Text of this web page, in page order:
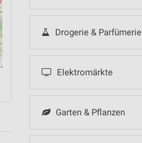
Drogerie & Parfümerie
Elektromärkte
Garten & Pflanzen